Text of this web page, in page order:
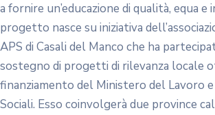
a fornire un’educazione di qualità, equa e
progetto nasce su iniziativa
APS di Casali del Manco che ha
sostegno di progetti di rilevanza locale
finanziamento del Ministero del Lavoro
Sociali. Esso coinvolgerà due province